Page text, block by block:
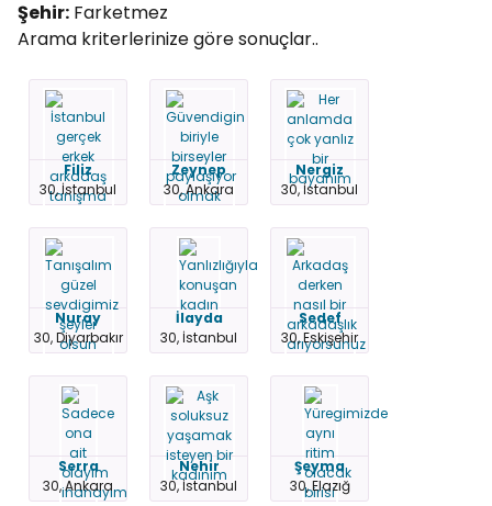
Şehir: Farketmez
Arama kriterlerinize göre sonuçlar..
Filiz
30, İstanbul
Zeynep
30, Ankara
Nergiz
30, İstanbul
Nuray
30, Diyarbakır
İlayda
30, İstanbul
Sedef
30, Eskişehir
Serra
30, Ankara
Nehir
30, İstanbul
Şeyma
30, Elazığ